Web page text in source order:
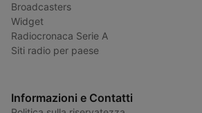
Broadcasters
Widget
Radiocronaca Serie A
Siti radio per paese
Informazioni e Contatti